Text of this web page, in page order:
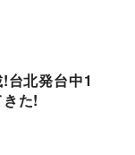
台北発台中1
た!